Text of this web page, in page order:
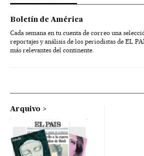
Boletín de América
Cada semana en tu cuenta de correo una
reportajes y análisis de los periodistas de EL
más relevantes del continente.
Arquivo